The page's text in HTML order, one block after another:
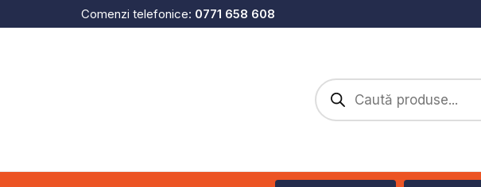
Comenzi telefonice: 0771 658 608
Products
search